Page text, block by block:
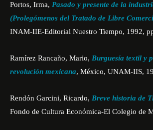
Portos, Irma, Pasado y presente de la
(Prolegómenos del Tratado de Libre
INAM-IIE-Editorial Nuestro Tiempo, 1992,
Ramírez Rancaño, Mario, Burguesía textil y
revolución mexicana, México, UNAM-IIS,
Rendón Garcini, Ricardo, Breve historia de
Fondo de Cultura Económica-El Colegio de